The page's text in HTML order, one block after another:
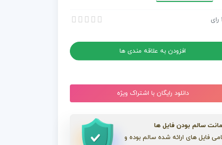
افترافکت نمایش اسلاید 1 رای
افزودن به علاقه مندی ها
دانلود رایگان با اشتراک ویژه
سالم بودن فایل ها
فایل های ارائه شده سالم بوده و